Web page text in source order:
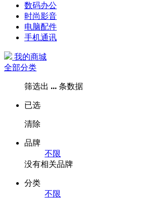
数码办公
时尚影音
电脑配件
手机通讯
我的商城
全部分类
筛选出 ... 条数据
已选
清除
品牌
不限
没有相关品牌
分类
不限